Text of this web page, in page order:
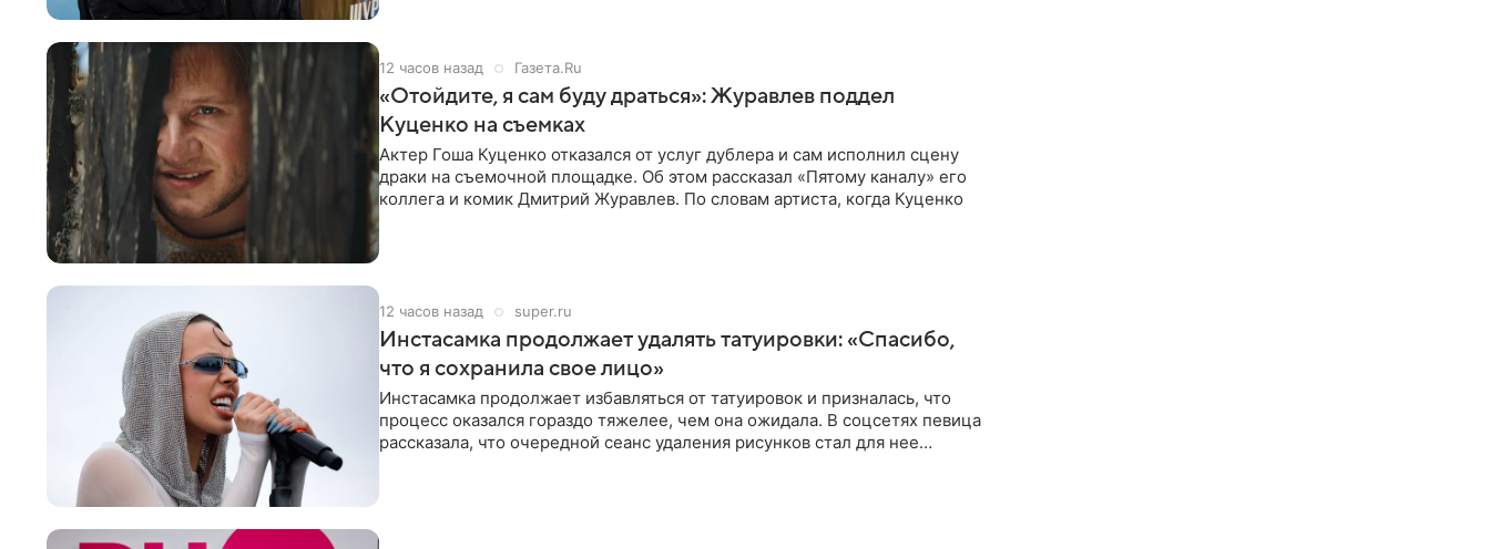
12 часов назад Газета.Ru
«Отойдите, я сам буду драться»: Журавлев поддел
Куценко на съемках
Актер Гоша Куценко отказался от услуг дублера и сам исполнил сцену
драки на съемочной площадке. Об этом рассказал «Пятому каналу» его
коллега и комик Дмитрий Журавлев. По словам артиста, когда Куценко
12 часов назад super.ru
Инстасамка продолжает удалять татуировки: «Спасибо,
что я сохранила свое лицо»
Инстасамка продолжает избавляться от татуировок и призналась, что
процесс оказался гораздо тяжелее, чем она ожидала. В соцсетях певица
рассказала, что очередной сеанс удаления рисунков стал для нее